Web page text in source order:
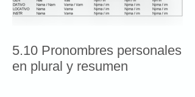
5.10 Pronombres personales
en plural y resumen